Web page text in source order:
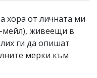
хора от личната ми
мейл), живеещи в
ги да опишат
мерки към